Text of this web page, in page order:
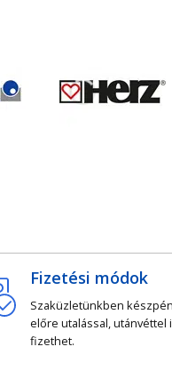
Fizetési módok
Szaküzletünkben
előre utalással, utánvéttel
fizethet.